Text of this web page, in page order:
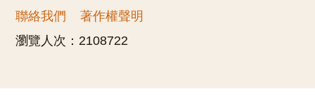
聯絡我們
著作權聲明
瀏覽人次： 2108722